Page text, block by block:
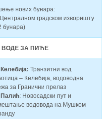
нових бунара:
градском изворишту
бунара)
ВОДЕ ЗА ПИЋЕ
Транзитни вод
– Келебија, водоводна
за Гранични прелаз
: Новосадски пут и
водовода на Мушком